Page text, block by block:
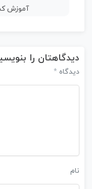
آموزش
دیدگاهتان را
دیدگاه *
نام